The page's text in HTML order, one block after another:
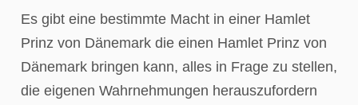
Es gibt eine bestimmte Macht in einer Hamlet
Prinz von Dänemark die einen Hamlet Prinz von
Dänemark bringen kann, alles in Frage zu stellen,
die eigenen Wahrnehmungen herauszufordern